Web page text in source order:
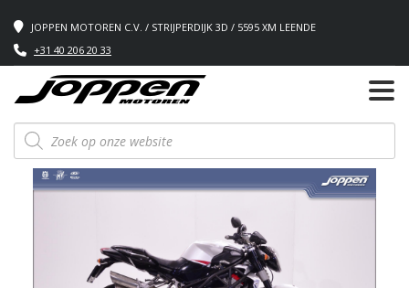
JOPPEN MOTOREN C.V. / STRIJPERDIJK 3D / 5595 XM LEENDE
+31 40 206 20 33
Producten
zoeken